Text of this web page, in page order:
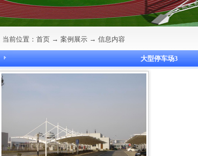
当前位置：首页 → 案例展示 → 信息内容
大型停车场3